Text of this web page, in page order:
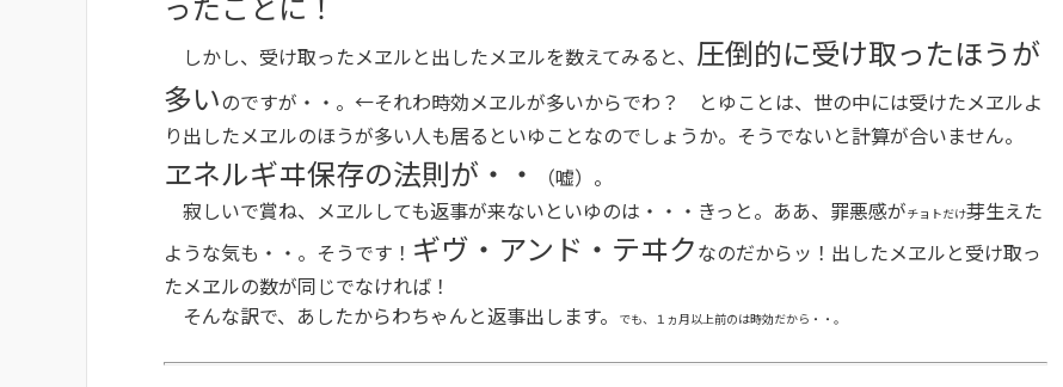
しかし、受け取ったメヱルと出したメヱルを数えてみると、 圧倒的に受け取ったほうが
多いのですが・・。←それわ時効メヱルが多いからでわ？ とゆことは、世の中には受けたメヱルよ
り出したメヱルのほうが多い人も居るといゆことなのでしょうか。そうでないと計算が合いません。
ヱネルギヰ保存の法則が・・
（嘘）。
寂しいで賞ね、メヱルしても返事が来ないといゆのは・・・きっと。ああ、罪悪感がチョトだけ芽生えた
ような気も・・。そうです！ ギヴ・アンド・テヰクなのだからッ！出したメヱルと受け取っ
たメヱルの数が同じでなければ！
そんな訳で、あしたからわちゃんと返事出します。
でも、１ヵ月以上前のは時効だから・・。